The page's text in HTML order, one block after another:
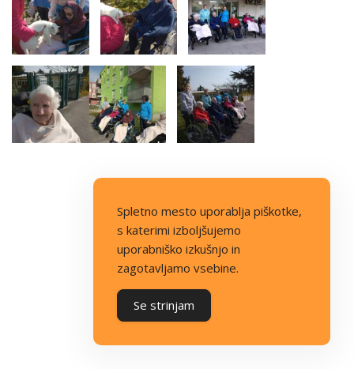
Spletno mesto uporablja piškotke,
s katerimi izboljšujemo
uporabniško izkušnjo in
zagotavljamo vsebine.
Se strinjam